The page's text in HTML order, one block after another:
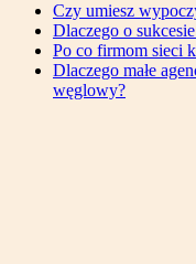
Czy umiesz
Dlaczego o
Po co firmom sieci
Dlaczego małe
węglowy?